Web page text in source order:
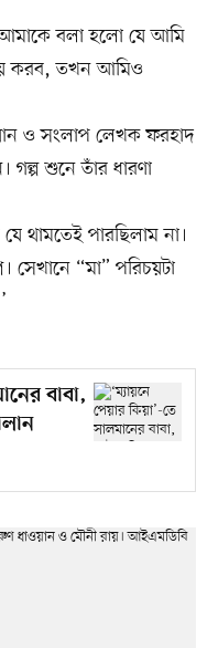
আমাকে বলা হলো যে আমি
করব, তখন আমিও
ও সংলাপ লেখক ফরহাদ
শুনে তাঁর ধারণা
থামতেই পারছিলাম না।
সেখানে “মা” পরিচয়টা
বাবা,